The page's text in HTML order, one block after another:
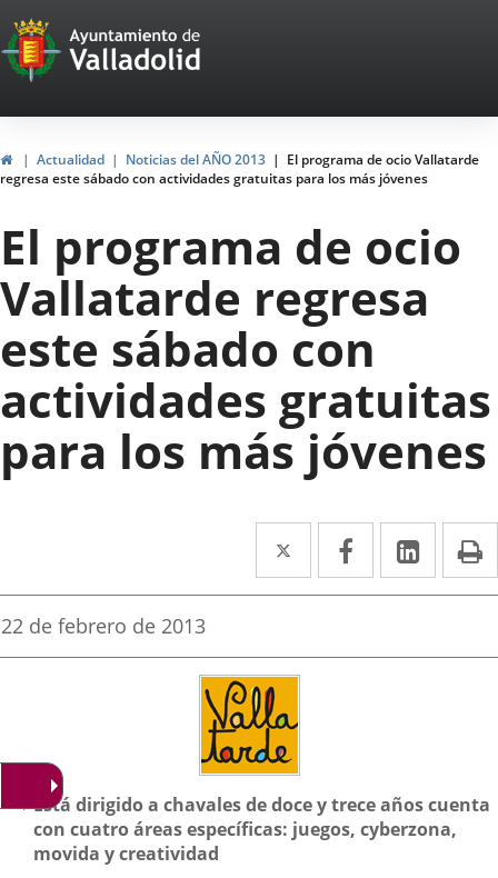
Portal
Web
del
Ayuntamiento
de
Valladolid
HomeActualidad Noticias del AÑO 2013
El programa de ocio Vallatarde
regresa este sábado con actividades gratuitas para los más jóvenes
El programa de ocio
Vallatarde regresa
este sábado con
actividades gratuitas
para los más jóvenes
Twitter
Enlace
a
aplicación
Facebook
Enlace
a
aplicación
Enlace
a
Fecha
la
22 de febrero de 2013
Descripción
Está dirigido a chavales de doce y trece años cuenta
con cuatro áreas específicas: juegos, cyberzona,
movida y creatividad